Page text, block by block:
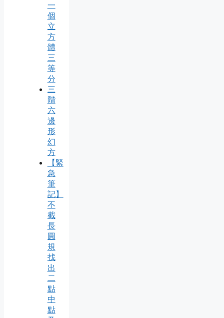
一
個
立
方
體
三
等
分
三
階
六
邊
形
幻
方
【緊
急
筆
記】
不
截
長
圓
規
找
出
二
點
中
點